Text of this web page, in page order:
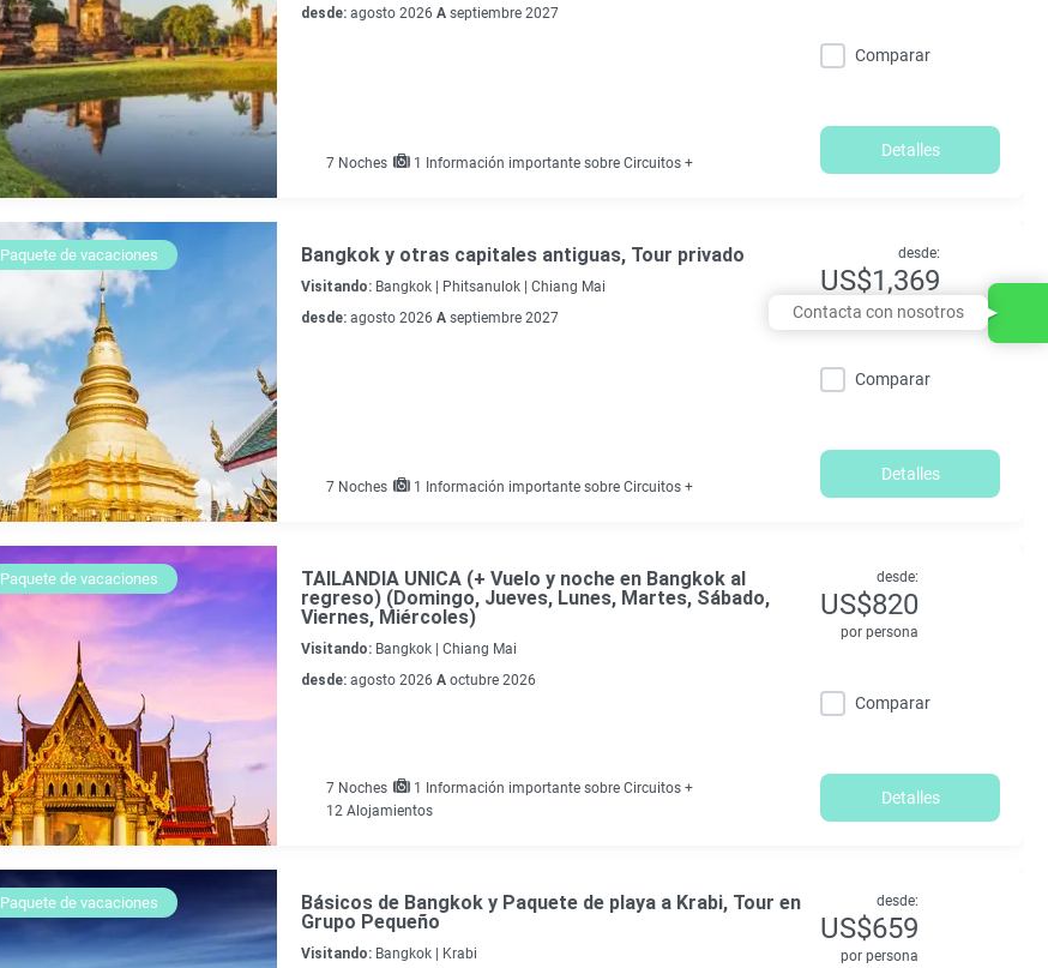
desde: agosto 2026 A septiembre 2027
7 Noches 1 Información importante sobre Circuitos +
Comparar
Detalles
Paquete de vacaciones Bangkok y otras capitales antiguas, Tour privado
Visitando: Bangkok | Phitsanulok |
Chiang Mai
desde: agosto 2026 A septiembre 2027
7 Noches 1 Información importante sobre Circuitos +
desde:
US$1,369
por persona
Comparar
Detalles
Paquete de vacaciones
TAILANDIA UNICA (+ Vuelo y noche en Bangkok al
regreso) (Domingo, Jueves, Lunes, Martes, Sábado,
Viernes, Miércoles)
Visitando: Bangkok |
Chiang Mai
desde: agosto 2026 A octubre 2026
7 Noches
1 Información importante sobre Circuitos +
12 Alojamientos
desde:
US$820
por persona
Comparar
Detalles
Paquete de vacaciones
Básicos de Bangkok y Paquete de playa a Krabi, Tour en
Grupo Pequeño
Visitando: Bangkok |
Krabi
desde:
US$659
por persona
Contacta con nosotros